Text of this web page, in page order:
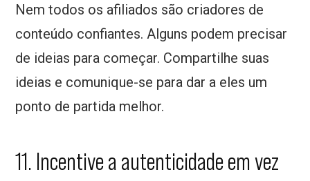
Nem todos os afiliados são criadores de
conteúdo confiantes. Alguns podem precisar
de ideias para começar. Compartilhe suas
ideias e comunique-se para dar a eles um
ponto de partida melhor.
11. Incentive a autenticidade em vez